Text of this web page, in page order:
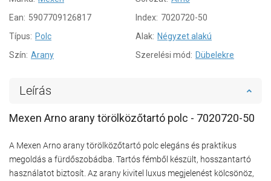
Ean: 5907709126817 Index: 7020720-50
Típus: Polc Alak: Négyzet alakú
Szín: Arany Szerelési mód: Dübelekre
Leírás
Mexen Arno arany törölközőtartó polc - 7020720-50
A Mexen Arno arany törölközőtartó polc elegáns és praktikus
megoldás a fürdőszobádba. Tartós fémből készült, hosszantartó
használatot biztosít. Az arany kivitel luxus megjelenést kölcsönöz,